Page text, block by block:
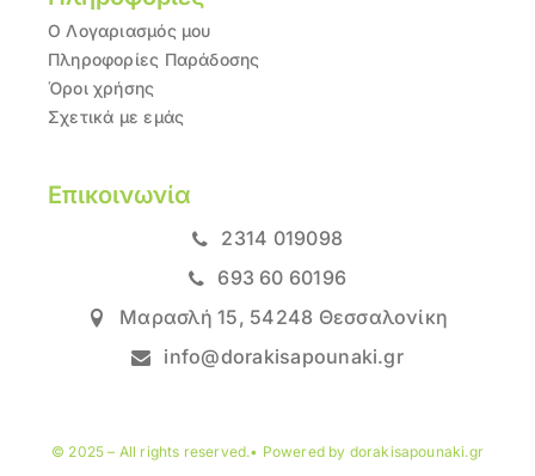
Ο Λογαριασμός μου
Πληροφορίες Παράδοσης
Όροι χρήσης
Σχετικά με εμάς
Επικοινωνία
2314 019098
693 60 60196
Μαρασλή 15, 54248 Θεσσαλονίκη
info@dorakisapounaki.gr
© 2025 – All rights reserved.• Powered by dorakisapounaki.gr